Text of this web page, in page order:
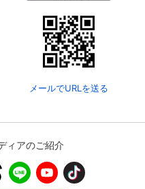
メールでURLを送る
ィアのご紹介